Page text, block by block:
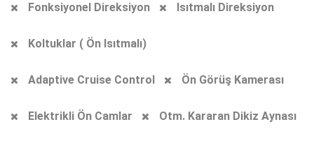
Fonksiyonel Direksiyon Isıtmalı Direksiyon
Koltuklar ( Ön Isıtmalı)
Adaptive Cruise Control Ön Görüş Kamerası
Elektrikli Ön Camlar Otm. Kararan Dikiz Aynası